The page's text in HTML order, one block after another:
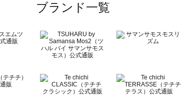
ブランド一覧